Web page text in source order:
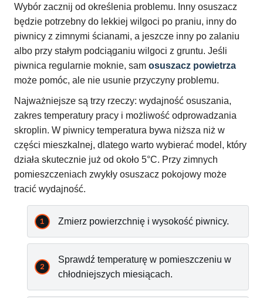
Wybór zacznij od określenia problemu. Inny osuszacz
będzie potrzebny do lekkiej wilgoci po praniu, inny do
piwnicy z zimnymi ścianami, a jeszcze inny po zalaniu
albo przy stałym podciąganiu wilgoci z gruntu. Jeśli
piwnica regularnie moknie, sam osuszacz powietrza
może pomóc, ale nie usunie przyczyny problemu.
Najważniejsze są trzy rzeczy: wydajność osuszania,
zakres temperatury pracy i możliwość odprowadzania
skroplin. W piwnicy temperatura bywa niższa niż w
części mieszkalnej, dlatego warto wybierać model, który
działa skutecznie już od około 5°C. Przy zimnych
pomieszczeniach zwykły osuszacz pokojowy może
tracić wydajność.
Zmierz powierzchnię i wysokość piwnicy.
Sprawdź temperaturę w pomieszczeniu w
chłodniejszych miesiącach.